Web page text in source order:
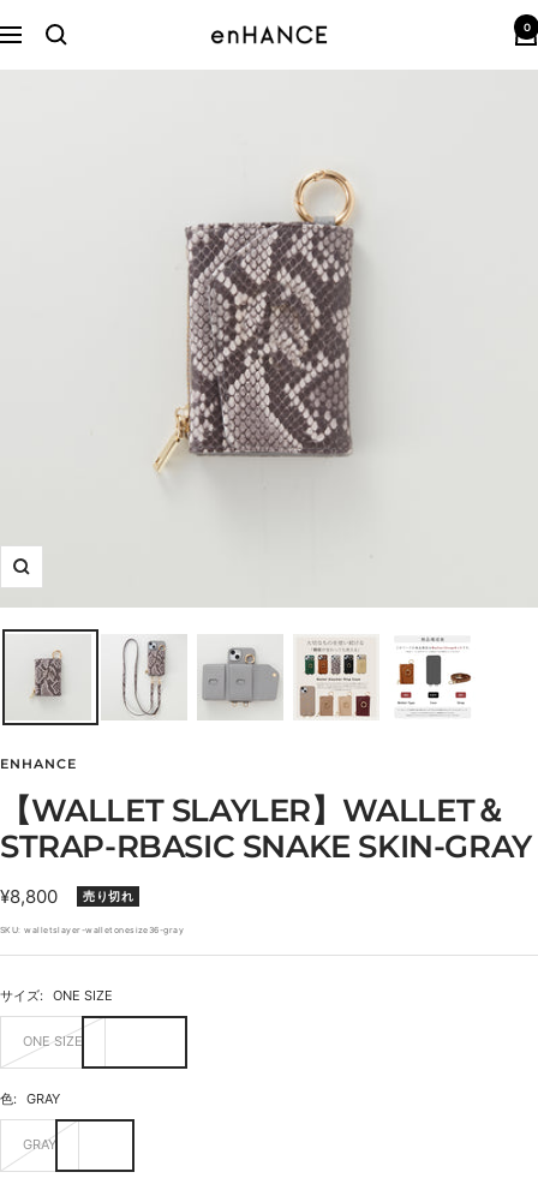
ン
ン
ナ
enHANCE 0
ズ
ENHANCE
【WALLET SLAYLER】WALLET＆
STRAP-RBASIC SNAKE SKIN-GRAY
セ
ー
ル
格
¥8,800 売り切れ
SKU:walletslayer-walletonesize36-gray
サイズ: ONE SIZE
ONE SIZE
色: GRAY
GRAY